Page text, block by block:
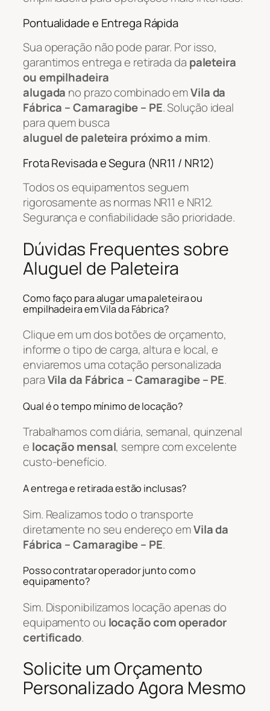
Pontualidade e Entrega Rápida
Sua operação não pode parar. Por isso,
garantimos entrega e retirada da paleteira
ou empilhadeira
alugada no prazo combinado emVila da
Fábrica – Camaragibe – PE. Solução ideal
para quem busca
aluguel de paleteira próximo a mim.
Frota Revisada e Segura (NR11 / NR12)
Todos os equipamentos seguem
rigorosamente as normas NR11 e NR12.
Segurança e confiabilidade são prioridade.
Dúvidas Frequentes sobre
Aluguel de Paleteira
Como faço para alugar uma paleteira ou
empilhadeira em Vila da Fábrica?
Clique em um dos botões de orçamento,
informe o tipo de carga, altura e local, e
enviaremos uma cotação personalizada
paraVila da Fábrica – Camaragibe – PE.
Qual é o tempo mínimo de locação?
Trabalhamos com diária, semanal, quinzenal
e locação mensal, sempre com excelente
custo-benefício.
A entrega e retirada estão inclusas?
Sim. Realizamos todo o transporte
diretamente no seu endereço emVila da
Fábrica – Camaragibe – PE.
Posso contratar operador junto com o
equipamento?
Sim. Disponibilizamos locação apenas do
equipamento ou locação com operador
certificado.
Solicite um Orçamento
Personalizado Agora Mesmo